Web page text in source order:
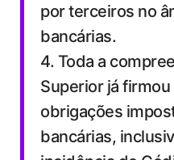
por terceiros no
bancárias.
4. Toda a
Superior já
obrigações
bancárias,